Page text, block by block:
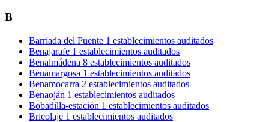
B
Barriada del Puente 1 establecimientos auditados
Benajarafe 1 establecimientos auditados
Benalmádena 8 establecimientos auditados
Benamargosa 1 establecimientos auditados
Benamocarra 2 establecimientos auditados
Benaoján 1 establecimientos auditados
Bobadilla-estación 1 establecimientos auditados
Bricolaje 1 establecimientos auditados